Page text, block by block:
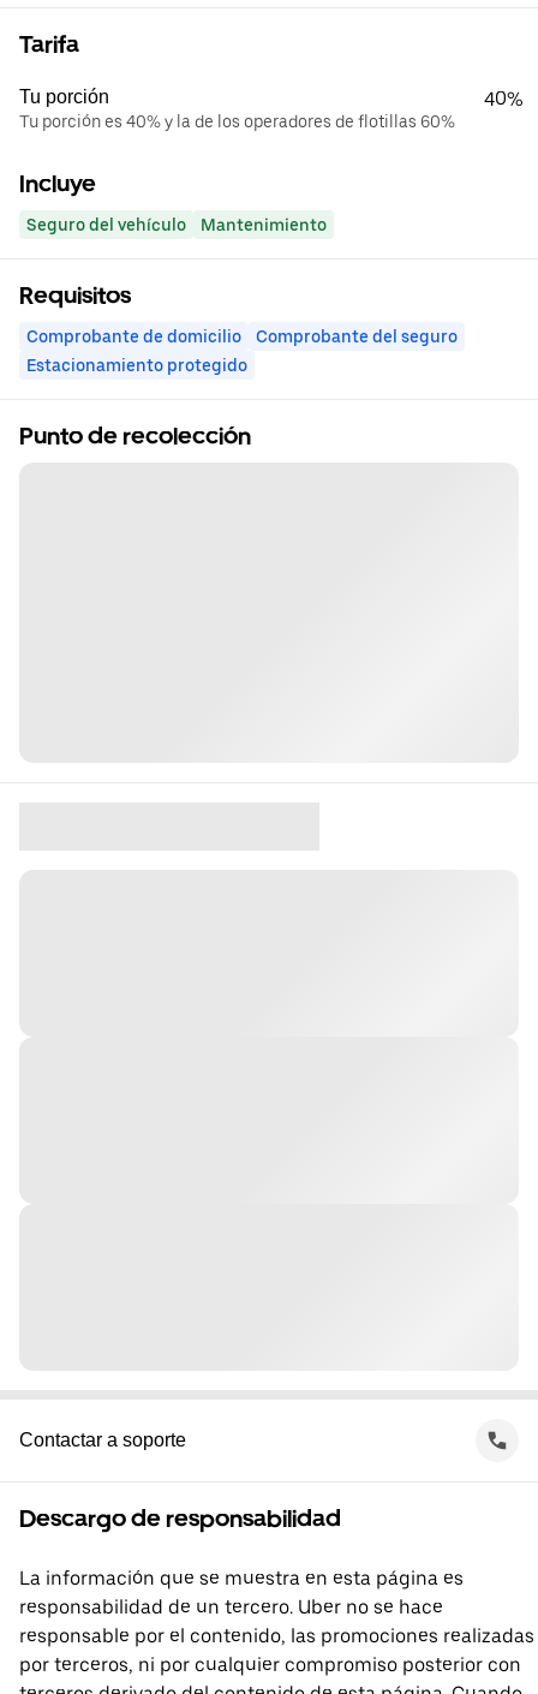
Tarifa
Tu porción
Tu porción es 40% y la de los operadores de flotillas 60%
40%
Incluye
Seguro del vehículo Mantenimiento
Requisitos
Comprobante de domicilio
Comprobante del seguro
Estacionamiento protegido
Punto de recolección
Contactar a soporte
Descargo de responsabilidad
La información que se muestra en esta página es
responsabilidad de un tercero. Uber no se hace
responsable por el contenido, las promociones realizadas
por terceros, ni por cualquier compromiso posterior con